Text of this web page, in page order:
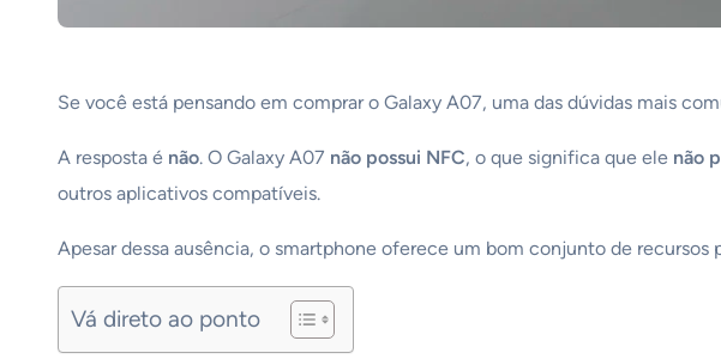
Se você está pensando em comprar o Galaxy A07, uma das dúvidas mais
A resposta é não. O Galaxy A07 não possui NFC, o que significa que ele não
outros aplicativos compatíveis.
Apesar dessa ausência, o smartphone oferece um bom conjunto de recursos
Vá direto ao ponto